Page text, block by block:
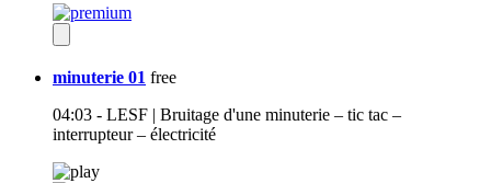
minuterie 01 free
04:03 - LESF | Bruitage d'une minuterie – tic tac –
interrupteur – électricité